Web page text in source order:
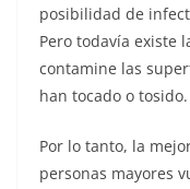
posibilidad de
Pero todavía existe
contamine las
han tocado o tosido.
Por lo tanto, la
personas mayores